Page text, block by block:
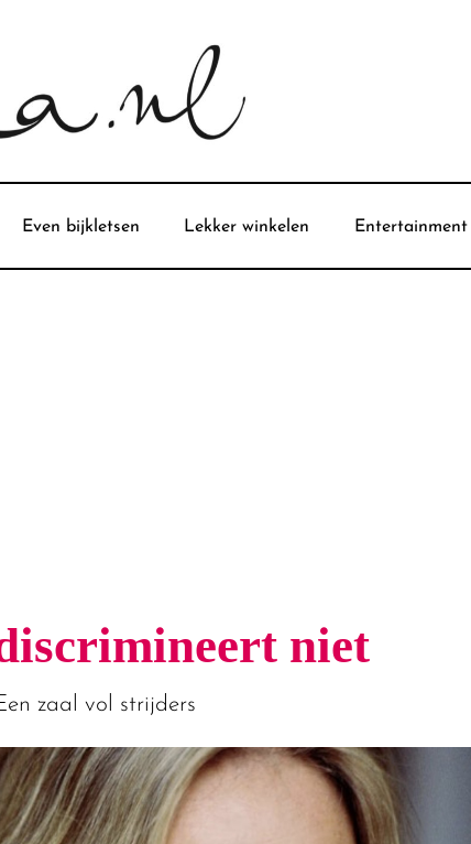
Even bijkletsen Lekker winkelen Entertainment
niet
zaal vol strijders